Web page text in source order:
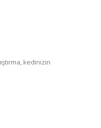
kedinizin